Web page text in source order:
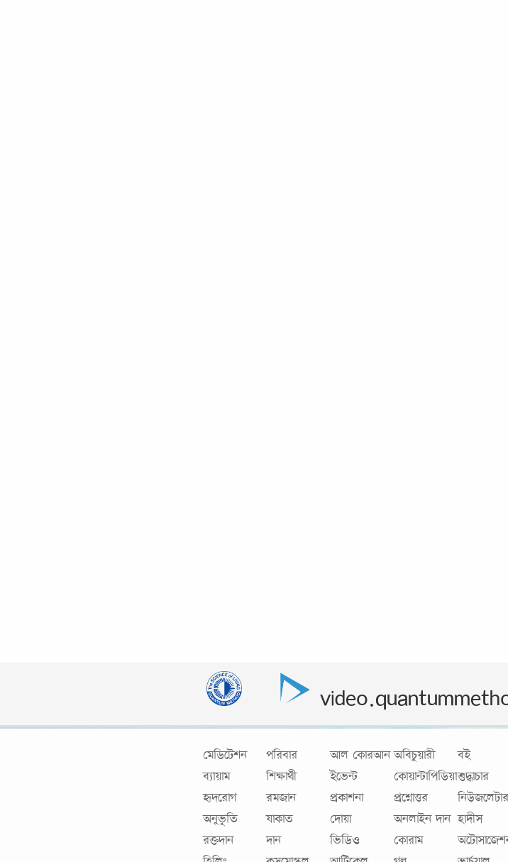
মেডিটেশন
ব্যায়াম
হৃদরোগ
অনুভূতি
রক্তদান
পরিবার
শিক্ষার্থী
রমজান
যাকাত
দান
আল কোরআন
ইভেন্ট
প্রকাশনা
দোয়া
ভিডিও
অবিচুয়ারী
কোয়ান্টাপিডিয়া
প্রশ্নোত্তর
অনলাইন দান
কোরাম
বই
শুদ্ধাচার
হাদীস